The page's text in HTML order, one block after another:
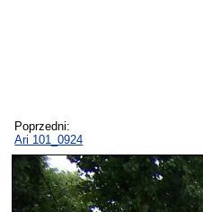
Poprzedni:
Ari 101_0924